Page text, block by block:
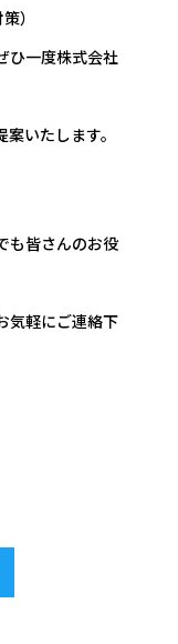
）
ひ一度株式会社
いたします。
も皆さんのお役
気軽にご連絡下